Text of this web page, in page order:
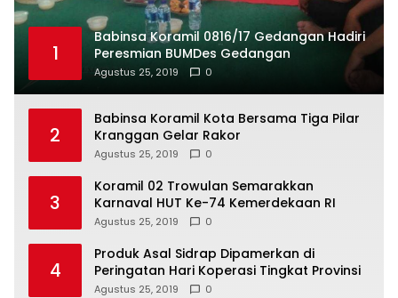
1
Babinsa Koramil 0816/17 Gedangan Hadiri
Peresmian BUMDes Gedangan
Agustus 25, 2019 0
2
Babinsa Koramil Kota Bersama Tiga Pilar
Kranggan Gelar Rakor
Agustus 25, 2019 0
3
Koramil 02 Trowulan Semarakkan
Karnaval HUT Ke-74 Kemerdekaan RI
Agustus 25, 2019 0
4
Produk Asal Sidrap Dipamerkan di
Peringatan Hari Koperasi Tingkat Provinsi
Agustus 25, 2019 0